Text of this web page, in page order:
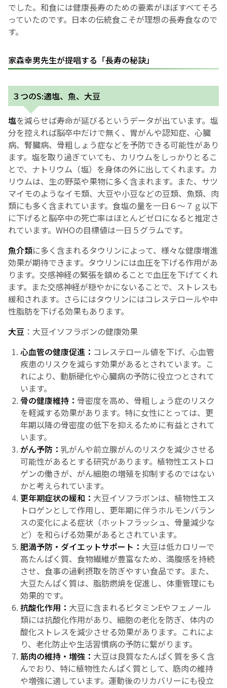
でした。和食には健康長寿のための要素がほぼすべてそろ
っていたのです。日本の伝統食こそが理想の長寿食なので
す。
家森幸男先生が提唱する「長寿の秘訣」
３つのS:適塩、魚、大豆
塩を減らせば寿命が延びるというデータが出ています。塩
分を控えれば脳卒中だけで無く、胃がんや認知症、心臓
病、腎臓病、骨粗しょう症などを予防できる可能性があり
ます。塩を取り過ぎていても、カリウムをしっかりとるこ
とで、ナトリウム（塩）を身体の外に出してくれます。カ
リウムは、生の野菜や果物に多く含まれます。また、サツ
マイモのようなイモ類、大豆や小豆などの豆類、魚類、肉
類にも多く含まれています。食塩の量を一日６～７ｇ以下
に下げると脳卒中の死亡率はほとんどゼロになると推定さ
れています。WHOの目標値は一日５グラムです。
魚介類に多く含まれるタウリンによって、様々な健康増進
効果が期待できます。タウリンには血圧を下げる作用があ
ります。交感神経の緊張を鎮めることで血圧を下げてくれ
ます。また交感神経が穏やかにないることで、ストレスも
緩和されます。さらにはタウリンにはコレステロールや中
性脂肪を下げる効果もあります。
大豆 ：大豆イソフラボンの健康効果
心血管の健康促進： コレステロール値を下げ、心血管
疾患のリスクを減らす効果があるとされています。こ
れにより、動脈硬化や心臓病の予防に役立つとされて
います。
骨の健康維持： 骨密度を高め、骨粗しょう症のリスク
を軽減する効果があります。特に女性にとっては、更
年期以降の骨密度の低下を抑えるために有益とされて
います。
がん予防： 乳がんや前立腺がんのリスクを減少させる
可能性があるとする研究があります。植物性エストロ
ゲンの働きが、がん細胞の増殖を抑制するのではない
かと考えられています。
更年期症状の緩和： 大豆イソフラボンは、植物性エス
トロゲンとして作用し、更年期に伴うホルモンバラン
スの変化による症状（ホットフラッシュ、骨量減少な
ど）を和らげる効果があるとされています。
肥満予防・ダイエットサポート： 大豆は低カロリーで
高たんぱく質、食物繊維が豊富なため、満腹感を持続
させ、食事の過剰摂取を防ぎやすい食品です。また、
大豆たんぱく質は、脂肪燃焼を促進し、体重管理にも
効果的です。
抗酸化作用： 大豆に含まれるビタミンEやフェノール
類には抗酸化作用があり、細胞の老化を防ぎ、体内の
酸化ストレスを減少させる効果があります。これによ
り、老化防止や生活習慣病の予防に繋がります。
筋肉の維持・増強： 大豆は良質なたんぱく質を多く含
んでおり、特に植物性たんぱく質として、筋肉の維持
や増強に適しています。運動後のリカバリーにも役立